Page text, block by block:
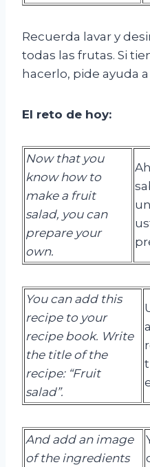
Recuerda lavar y
todas las frutas. Si
hacerlo, pide ayuda
El reto de hoy:
Now that you
know how to
make a fruit
salad, you can
prepare your
own.
You can add this
recipe to your
recipe book. Write
the title of the
recipe: “Fruit
salad”.
And add an image
of the ingredients